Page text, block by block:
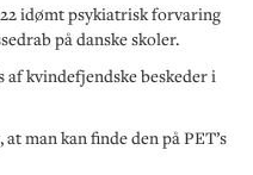
idømt psykiatrisk forvaring
på danske skoler.
kvindefjendske beskeder i
man kan finde den på PET’s